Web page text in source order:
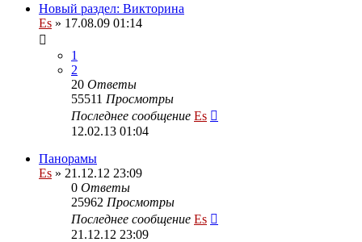
Новый раздел: Викторина
Es » 17.08.09 01:14
1
2
20 Ответы
55511 Просмотры
Последнее сообщение Es
12.02.13 01:04
Панорамы
Es » 21.12.12 23:09
0 Ответы
25962 Просмотры
Последнее сообщение Es
21.12.12 23:09